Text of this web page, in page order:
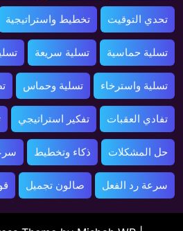
تحدي التوقيت تخطيط واستراتيجية
تسلية حماسية تسلية سريعة
تسلية واسترخاء تسلية وحماس
تفادي العقبات تفكير استراتيجي
حل المشكلات ذكاء وتخطيط
سرعة رد الفعل صالون تجميل